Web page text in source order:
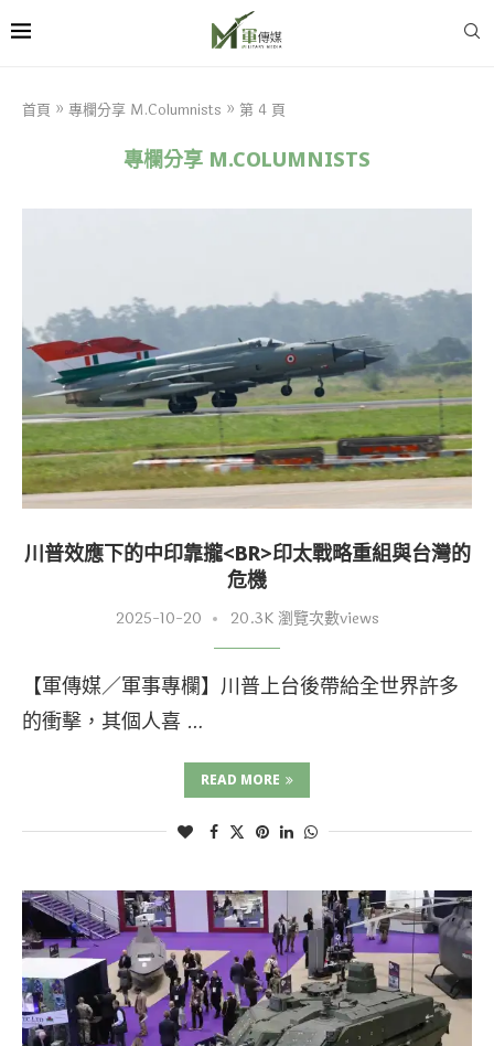
首頁 » 專欄分享 M.Columnists » 第 4 頁
專欄分享 M.COLUMNISTS
川普效應下的中印靠攏<BR>印太戰略重組與台灣的
危機
2025-10-20 20.3K 瀏覽次數views
【軍傳媒／軍事專欄】川普上台後帶給全世界許多
的衝擊，其個人喜 …
READ MORE